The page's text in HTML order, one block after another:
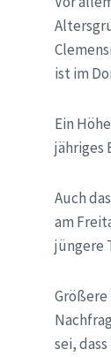
ist im
Ein
jähriges
Auch
am
jüngere
sei,